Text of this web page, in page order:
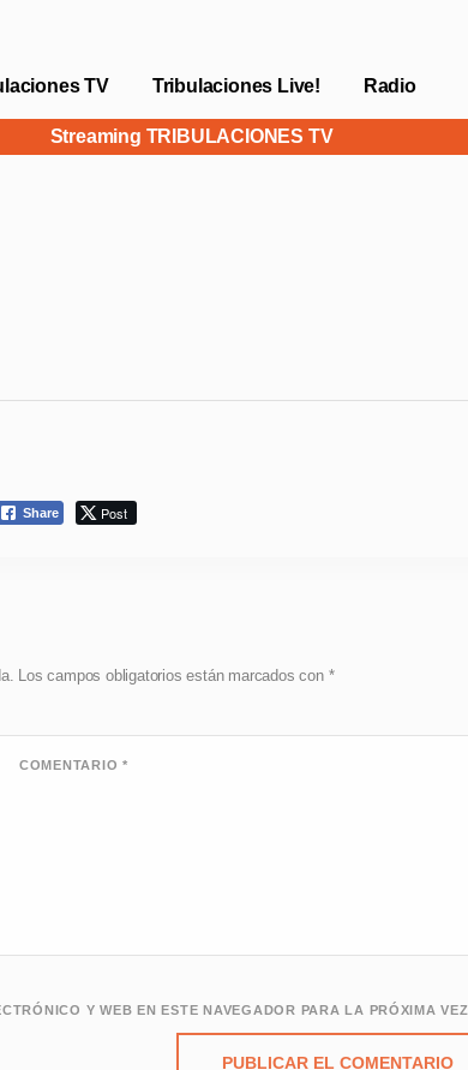
TV Tribulaciones Live! Radio
Streaming TRIBULACIONES TV
Share Post
Los campos obligatorios están marcados con *
COMENTARIO*
Y WEB EN ESTE NAVEGADOR PARA LA PRÓXIMA VEZ